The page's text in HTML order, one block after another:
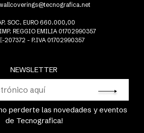
NEWSLETTER
perderte las novedades y eventos
de Tecnografica!
SOC. EURO 660.000,00
REGGIO EMILIA 01702990357
207372 - P.IVA 01702990357